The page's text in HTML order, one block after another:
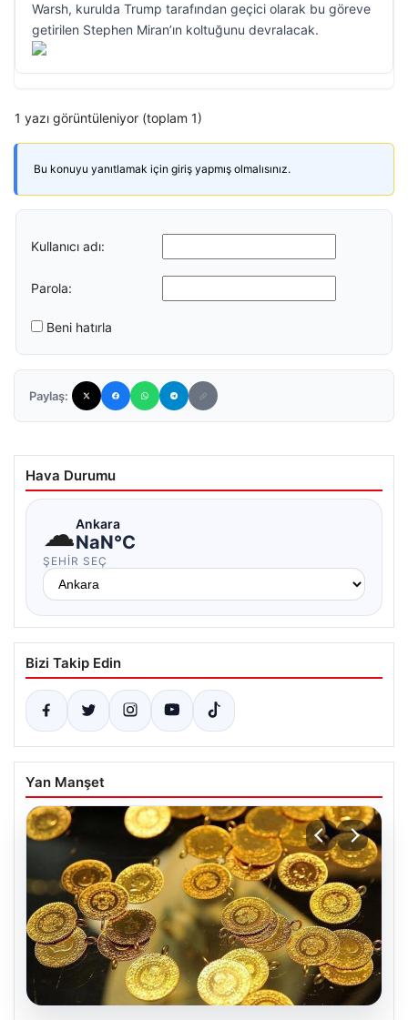
Warsh, kurulda Trump tarafından geçici olarak bu göreve
getirilen Stephen Miran’ın koltuğunu devralacak.
1 yazı görüntüleniyor (toplam 1)
Bu konuyu yanıtlamak için giriş yapmış olmalısınız.
Kullanıcı adı:
Parola:
Beni hatırla
Paylaş:
Hava Durumu
☁Ankara
NaN°C
ŞEHIR SEÇ
Bizi Takip Edin
Yan Manşet